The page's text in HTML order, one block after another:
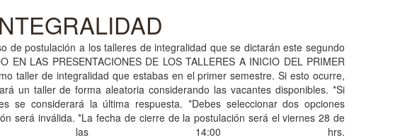
de postulación a los talleres de integralidad que se dictarán este segundo
EN LAS PRESENTACIONES DE LOS TALLERES A INICIO DEL PRIMER
taller de integralidad que estabas en el primer semestre. Si esto ocurre,
un taller de forma aleatoria considerando las vacantes disponibles. *Si
se considerará la última respuesta. *Debes seleccionar dos opciones
será inválida. *La fecha de cierre de la postulación será el viernes 28 de
las 14:00 hrs.